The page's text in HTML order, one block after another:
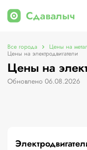
Все города Цены на
Цены на электродвигатели
Цены на
Обновлено 06.08.2026